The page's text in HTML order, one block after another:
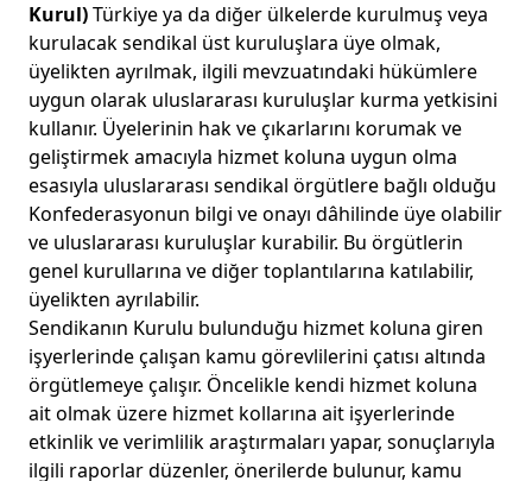
Kurul)Türkiye ya da diğer ülkelerde kurulmuş veya
kurulacak sendikal üst kuruluşlara üye olmak,
üyelikten ayrılmak, ilgili mevzuatındaki hükümlere
uygun olarak uluslararası kuruluşlar kurma yetkisini
kullanır. Üyelerinin hak ve çıkarlarını korumak ve
geliştirmek amacıyla hizmet koluna uygun olma
esasıyla uluslararası sendikal örgütlere bağlı olduğu
Konfederasyonun bilgi ve onayı dâhilinde üye olabilir
ve uluslararası kuruluşlar kurabilir. Bu örgütlerin
genel kurullarına ve diğer toplantılarına katılabilir,
üyelikten ayrılabilir.
Sendikanın Kurulu bulunduğu hizmet koluna giren
işyerlerinde çalışan kamu görevlilerini çatısı altında
örgütlemeye çalışır. Öncelikle kendi hizmet koluna
ait olmak üzere hizmet kollarına ait işyerlerinde
etkinlik ve verimlilik araştırmaları yapar, sonuçlarıyla
ilgili raporlar düzenler, önerilerde bulunur, kamu